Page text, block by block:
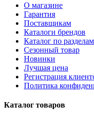
О магазине
Гарантия
Поставщикам
Каталоги брендов
Каталог по разделам
Сезонный товар
Новинки
Лучшая цена
Регистрация
Политика
Каталог товаров